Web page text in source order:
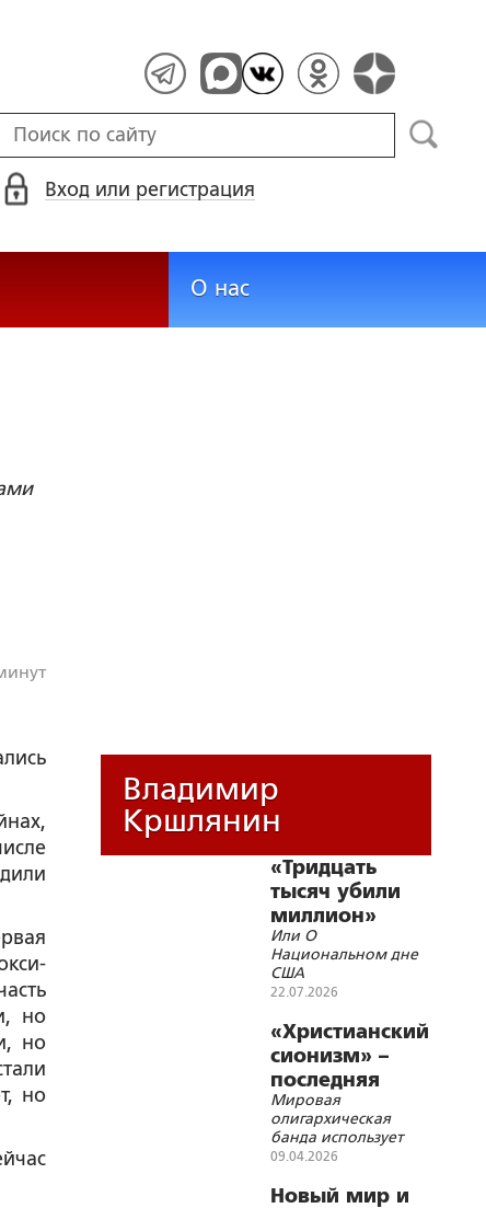
Вход или регистрация
О нас
но
но
но
Владимир
Кршлянин
«Тридцать
тысяч убили
миллион»
Или О
Национальном дне
США
22.07.2026
«Христианский
сионизм» –
последняя
ставка в
Большой игре
Мировая
олигархическая
банда использует
Израиль и США в
целях
09.04.2026
Новый мир и